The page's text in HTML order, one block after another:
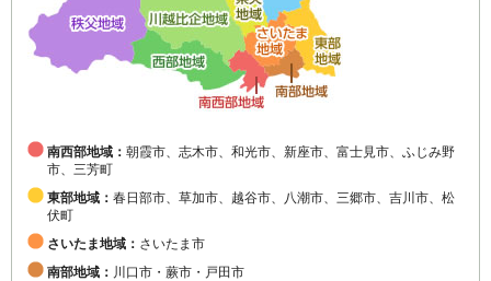
南西部地域： 朝霞市、志木市、和光市、新座市、富士見市、ふじみ野
市、三芳町
東部地域： 春日部市、草加市、越谷市、八潮市、三郷市、吉川市、松
伏町
さいたま地域： さいたま市
南部地域： 川口市・蕨市・戸田市